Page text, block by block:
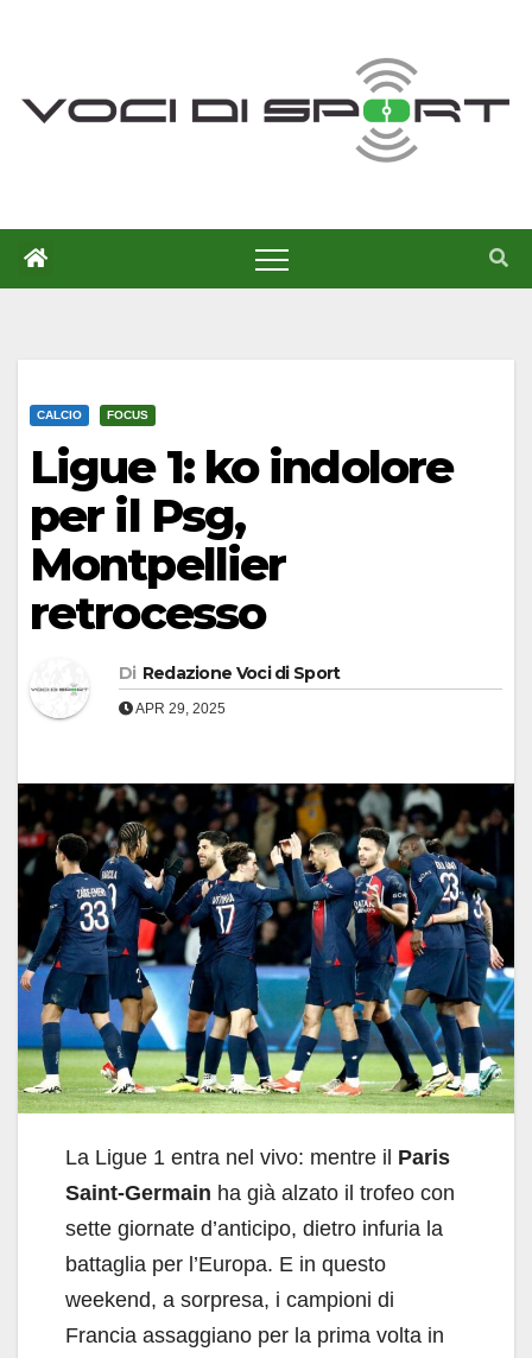
CALCIO FOCUS
Ligue 1: ko indolore
per il Psg,
Montpellier
retrocesso
Di Redazione Voci di Sport
APR 29, 2025
La Ligue 1 entra nel vivo: mentre il Paris
Saint-Germain ha già alzato il trofeo con
sette giornate d’anticipo, dietro infuria la
battaglia per l’Europa. E in questo
weekend, a sorpresa, i campioni di
Francia assaggiano per la prima volta in